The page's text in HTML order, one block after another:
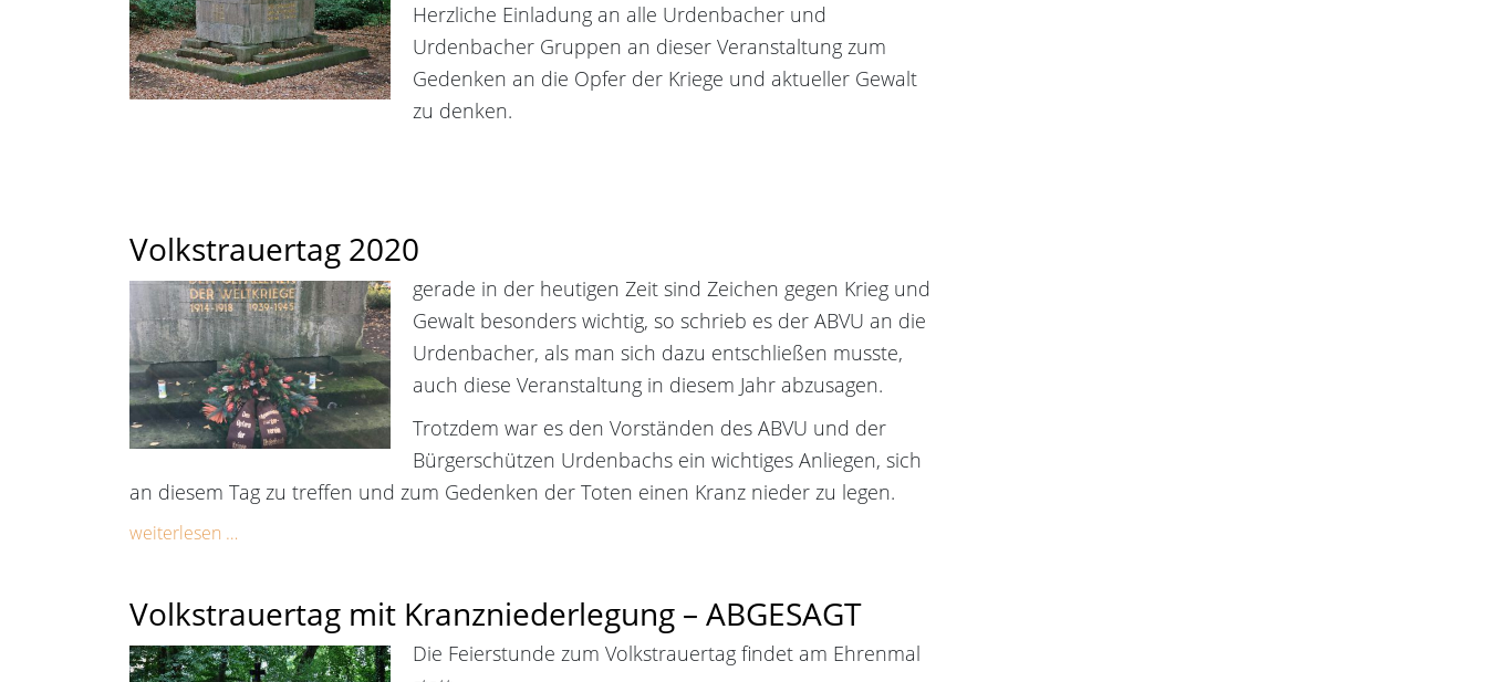
Herzliche Einladung an alle Urdenbacher und
Urdenbacher Gruppen an dieser Veranstaltung zum
Gedenken an die Opfer der Kriege und aktueller Gewalt
zu denken.
Volkstrauertag 2020
gerade in der heutigen Zeit sind Zeichen gegen Krieg und
Gewalt besonders wichtig, so schrieb es der ABVU an die
Urdenbacher, als man sich dazu entschließen musste,
auch diese Veranstaltung in diesem Jahr abzusagen.
Trotzdem war es den Vorständen des ABVU und der
Bürgerschützen Urdenbachs ein wichtiges Anliegen, sich
an diesem Tag zu treffen und zum Gedenken der Toten einen Kranz nieder zu legen.
weiterlesen …
Volkstrauertag mit Kranzniederlegung – ABGESAGT
Die Feierstunde zum Volkstrauertag findet am Ehrenmal